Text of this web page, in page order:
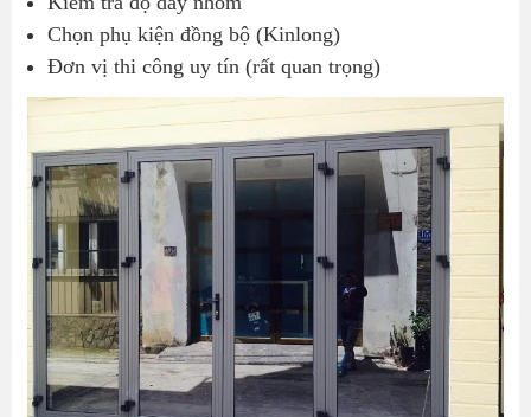
Chọn phụ kiện đồng bộ (Kinlong)
Đơn vị thi công uy tín (rất quan trọng)